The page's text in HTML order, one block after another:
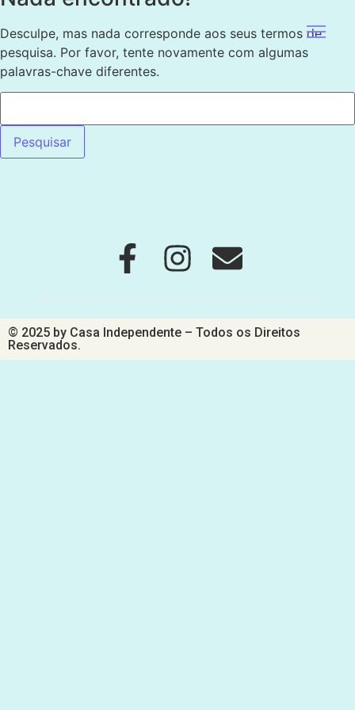
Desculpe, mas nada corresponde aos seus termos de
pesquisa. Por favor, tente novamente com algumas
palavras-chave diferentes.
© 2025 by Casa Independente – Todos os Direitos
Reservados.